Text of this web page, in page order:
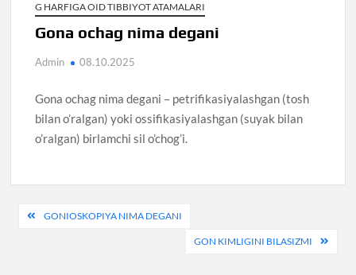
G HARFIGA OID TIBBIYOT ATAMALARI
Gona ochag nima degani
Admin 08.10.2025
Gona ochag nima degani – petrifikasiyalashgan (tosh
bilan o’ralgan) yoki ossifikasiyalashgan (suyak bilan
o’ralgan) birlamchi sil o’chog’i.
PostGONIOSKOPIYA NIMA DEGANI
GON KIMLIGINI BILASIZMI